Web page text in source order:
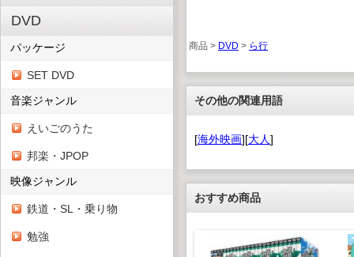
DVD
パッケージ
SET DVD
音楽ジャンル
えいごのうた
邦楽・JPOP
映像ジャンル
鉄道・SL・乗り物
勉強
商品 > DVD > ら行
その他の関連用語
[海外映画][大人]
おすすめ商品